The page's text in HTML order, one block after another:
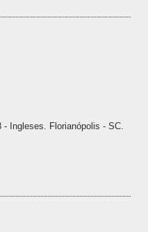
Ingleses. Florianópolis - SC.